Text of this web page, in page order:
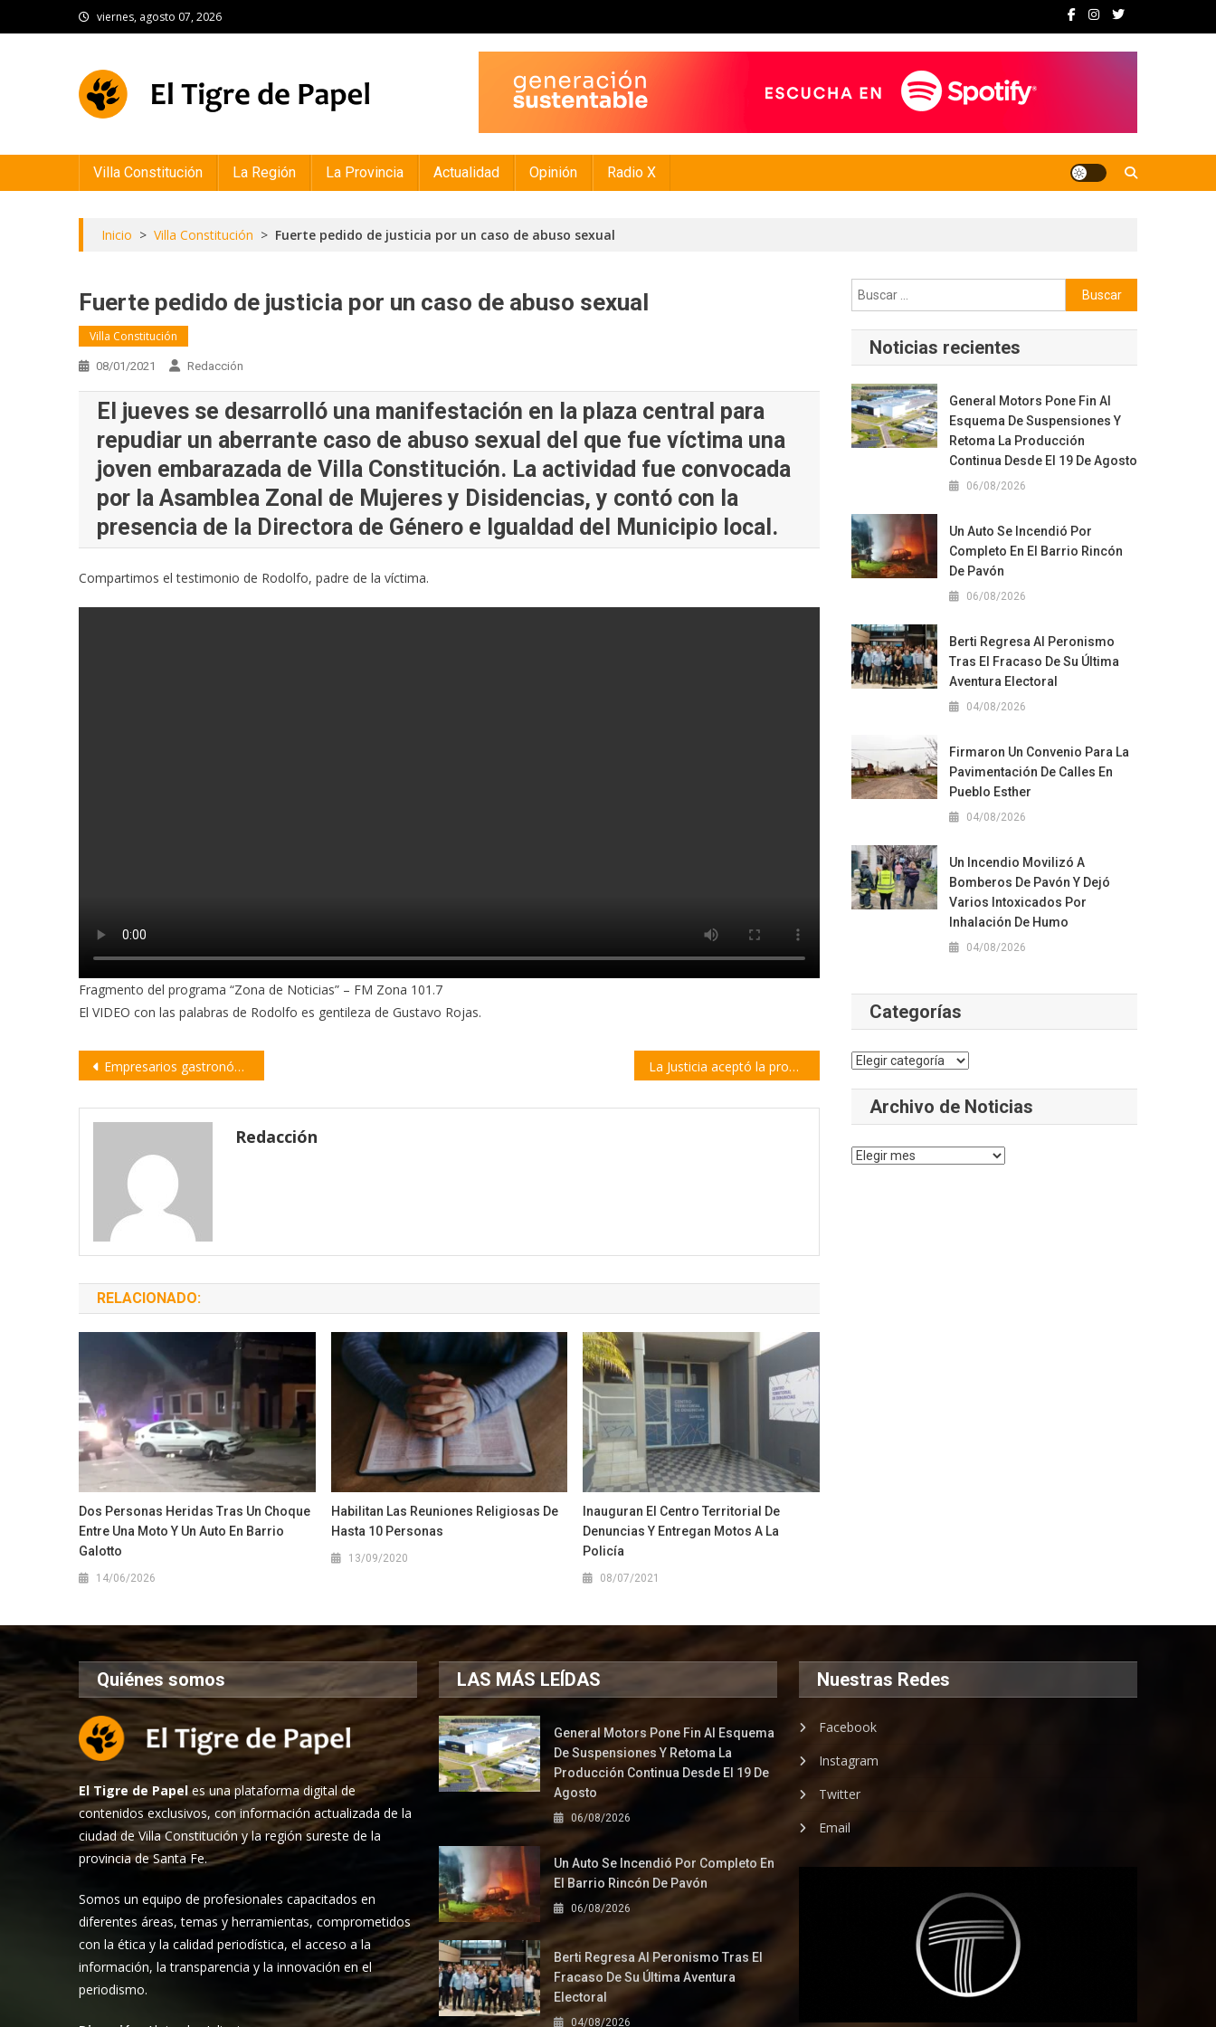
to
viernes, agosto 07, 2026
Villa Constitución La Región La Provincia Actualidad Opinión Radio X
Inicio > Villa Constitución > Fuerte pedido de justicia por un caso de abuso sexual
Fuerte pedido de justicia por un caso de abuso sexual
Villa Constitución
08/01/2021 Redacción
El jueves se desarrolló una manifestación en la plaza central para
repudiar un aberrante caso de abuso sexual del que fue víctima una
joven embarazada de Villa Constitución. La actividad fue convocada
por la Asamblea Zonal de Mujeres y Disidencias, y contó con la
presencia de la Directora de Género e Igualdad del Municipio local.
Compartimos el testimonio de Rodolfo, padre de la víctima.
Fragmento del programa “Zona de Noticias” – FM Zona 101.7
El VIDEO con las palabras de Rodolfo es gentileza de Gustavo Rojas.
Navegación
entradas
Empresarios gastronómicos y organizadores de eventos criticaron las medidas del gobierno La Justicia aceptó la propuesta del Gobierno y levanta parcialmente la veda pesquera
Redacción
RELACIONADO:
Dos Personas Heridas Tras Un Choque
Entre Una Moto Y Un Auto En Barrio
Galotto
14/06/2026
Habilitan Las Reuniones Religiosas De
Hasta 10 Personas
13/09/2020
Inauguran El Centro Territorial De
Denuncias Y Entregan Motos A La
Policía
08/07/2021
Buscar:
Noticias recientes
General Motors Pone Fin Al
Esquema De Suspensiones Y
Retoma La Producción
Continua Desde El 19 De Agosto
06/08/2026
Un Auto Se Incendió Por
Completo En El Barrio Rincón
De Pavón
06/08/2026
Berti Regresa Al Peronismo
Tras El Fracaso De Su Última
Aventura Electoral
04/08/2026
Firmaron Un Convenio Para La
Pavimentación De Calles En
Pueblo Esther
04/08/2026
Un Incendio Movilizó A
Bomberos De Pavón Y Dejó
Varios Intoxicados Por
Inhalación De Humo
04/08/2026
Categorías
Categorías
Archivo de Noticias
Archivo
Quiénes somos
El Tigre de Papeles una plataforma digital de
contenidos exclusivos, con información actualizada de la
ciudad de Villa Constitución y la región sureste de la
provincia de Santa Fe.
Somos un equipo de profesionales capacitados en
diferentes áreas, temas y herramientas, comprometidos
con la ética y la calidad periodística, el acceso a la
información, la transparencia y la innovación en el
periodismo.
LAS MÁS LEÍDAS
General Motors Pone Fin Al Esquema
De Suspensiones Y Retoma La
Producción Continua Desde El 19 De
Agosto
06/08/2026
Un Auto Se Incendió Por Completo En
El Barrio Rincón De Pavón
06/08/2026
Berti Regresa Al Peronismo Tras El
Fracaso De Su Última Aventura
Electoral
04/08/2026
Nuestras Redes
Facebook
Instagram
Twitter
Email